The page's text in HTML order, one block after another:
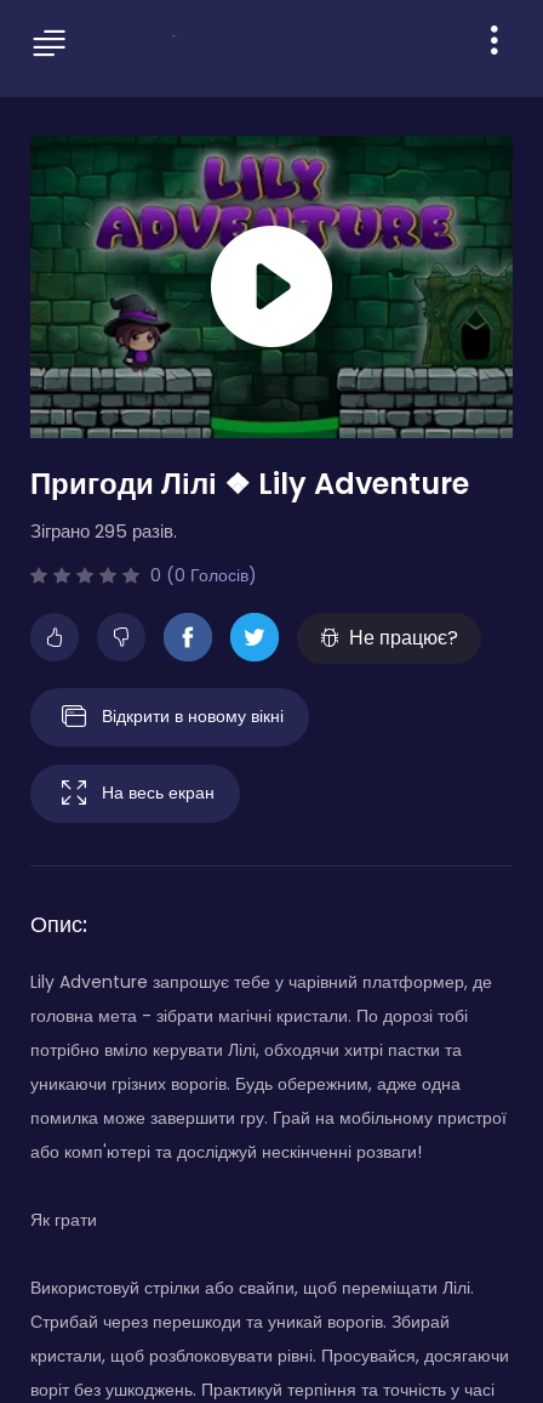
Пригоди Лілі ❖ Lily Adventure
Зіграно 295 разів.
0 (0 Голосів)
Не працює?
Відкрити в новому вікні
На весь екран
Опис:
Lily Adventure запрошує тебе у чарівний платформер, де
головна мета - зібрати магічні кристали. По дорозі тобі
потрібно вміло керувати Лілі, обходячи хитрі пастки та
уникаючи грізних ворогів. Будь обережним, адже одна
помилка може завершити гру. Грай на мобільному пристрої
або комп'ютері та досліджуй нескінченні розваги!
Як грати
Використовуй стрілки або свайпи, щоб переміщати Лілі.
Стрибай через перешкоди та уникай ворогів. Збирай
кристали, щоб розблоковувати рівні. Просувайся, досягаючи
воріт без ушкоджень. Практикуй терпіння та точність у часі